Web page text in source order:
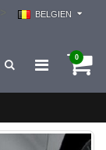
BELGIEN
0